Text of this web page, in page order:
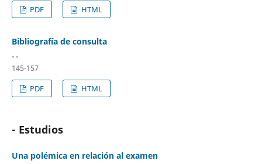
PDF
HTML
Bibliografía de consulta
- -
145-157
PDF
HTML
- Estudios
Una polémica en relación al examen